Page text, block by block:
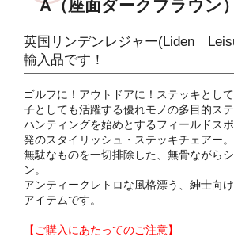
A（座面ダークブラウン）
英国リンデンレジャー(Liden
輸入品です！
ゴルフに！アウトドアに！ステッキとし
子としても活躍する優れモノの多目的ステ
ハンティングを始めとするフィールドス
発のスタイリッシュ・ステッキチェアー。
無駄なものを一切排除した、無骨ながら
ン。
アンティークレトロな風格漂う、紳士向
アイテムです。
【ご購入にあたってのご注意】